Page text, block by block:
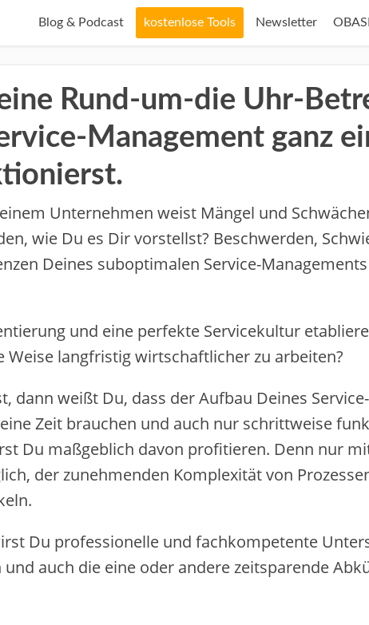
Blog & Podcast kostenlose Tools Newsletter
Rund-um-die Uhr-
Management ganz
Unternehmen weist Mängel und
wie Du es Dir vorstellst? Beschwerden,
Deines suboptimalen Service-
und eine ​perfekte Servicekultur
langfristig wirtschaftlicher zu arbeiten​?
dann weißt Du, dass der Aufbau Deines
Zeit brauchen und auch nur schrittweise
Du maßgeblich davon profitieren. Denn nur
der zunehmenden Komplexität von
Du​​ professionelle und fachkompetente​
auch die eine oder andere ​zeitsparende